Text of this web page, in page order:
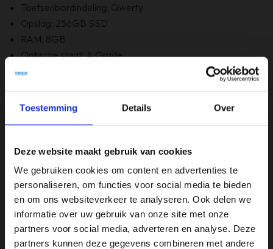
Toestemming Details Over
Deze website maakt gebruik van cookies
We gebruiken cookies om content en advertenties te
personaliseren, om functies voor social media te bieden
en om ons websiteverkeer te analyseren. Ook delen we
informatie over uw gebruik van onze site met onze
partners voor social media, adverteren en analyse. Deze
partners kunnen deze gegevens combineren met andere
Toetsenbordindeling: Qwerty
Opslag: 256GB SSD
RAM: 8GB
Optische staat: A Grade
Bevat Windows 11
Bevat GEEN originele doos
Specificaties
Beeldschermdiagonaal (inch)
14 inch
Merk
Dell